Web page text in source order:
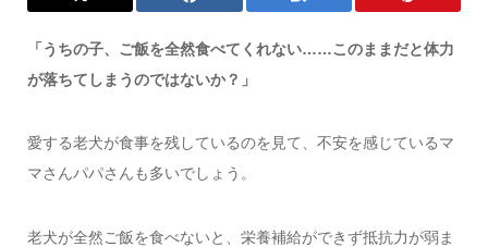
「うちの子、ご飯を全然食べてくれない……このままだと体力
が落ちてしまうのではないか？」
愛する老犬が食事を残しているのを見て、不安を感じているマ
マさんパパさんも多いでしょう。
老犬が全然ご飯を食べないと、栄養補給ができず抵抗力が弱ま